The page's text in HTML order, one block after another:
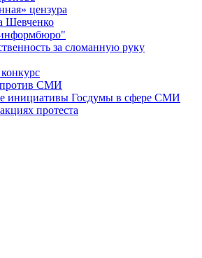
цензура
Шевченко
за сломанную руку
против СМИ
инициативы Госдумы в сфере СМИ
протеста